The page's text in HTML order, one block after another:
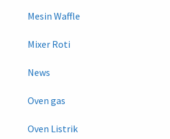
Mesin Waffle
Mixer Roti
News
Oven gas
Oven Listrik